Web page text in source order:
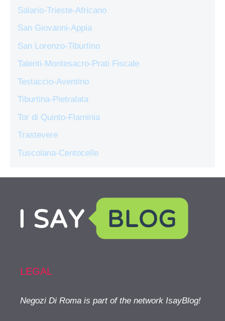
Salario-Trieste-Africano
San Giovanni-Appia
San Lorenzo-Tiburtino
Talenti-Montesacro-Prati Fiscale
Testaccio-Aventino
Tiburtina-Pietralata
Tor di Quinto-Flaminia
Trastevere
Tuscolana-Centocelle
LEGAL
Negozi Di Roma is part of the network IsayBlog!